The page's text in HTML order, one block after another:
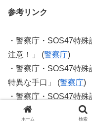
参考リンク
・警察庁・SOS47特
注意！」 (警察庁)
・警察庁・SOS47特
特異な手口」 (警察庁)
・警察庁・SOS47特
た詐欺」 (
ホーム 検索